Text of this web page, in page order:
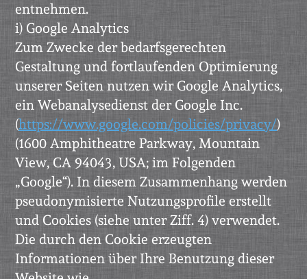
entnehmen.
i) Google Analytics
Zum Zwecke der bedarfsgerechten
Gestaltung und fortlaufenden Optimierung
unserer Seiten nutzen wir Google Analytics,
ein Webanalysedienst der Google Inc.
(https://www.google.com/policies/privacy/)
(1600 Amphitheatre Parkway, Mountain
View, CA 94043, USA; im Folgenden
„Google“). In diesem Zusammenhang werden
pseudonymisierte Nutzungsprofile erstellt
und Cookies (siehe unter Ziff. 4) verwendet.
Die durch den Cookie erzeugten
Informationen über Ihre Benutzung dieser